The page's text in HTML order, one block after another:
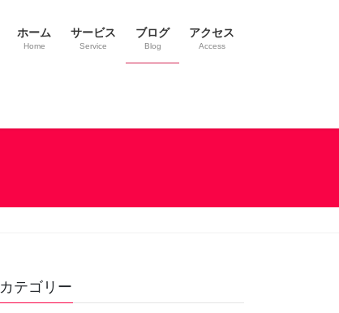
ホーム
Home
サービス
Service
ブログ
Blog
アクセス
Access
カテゴリー